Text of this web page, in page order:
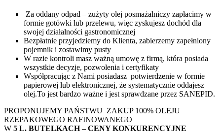
Za oddany odpad – zużyty olej posmażalniczy zapłacimy w
formie gotówki lub przelewu, więc zyskujesz dochód dla
swojej działalności gastronomicznej
Bezpłatnie przyjedziemy do Klienta, zabierzemy zapełniony
pojemnik i zostawimy pusty
W razie kontroli masz ważną umowę z firmą, która posiada
wszystkie decyzje, pozwolenia i certyfikaty
Współpracując z Nami posiadasz potwierdzenie w formie
papierowej lub elektronicznej, że systematycznie oddajesz
olej.To jest bardzo ważne i jest sprawdzane przez SANEPID.
PROPONUJEMY PAŃSTWU ZAKUP 100% OLEJU
RZEPAKOWEGO RAFINOWANEGO
W 5 L. BUTELKACH –CENY KONKURENCYJNE